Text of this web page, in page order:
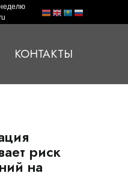
КОНТАКТЫ
риск
на